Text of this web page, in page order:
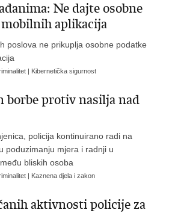
Ne dajte osobne
aplikacija
poslova ne prikuplja osobne podatke
| Kibernetička sigurnost
borbe protiv nasilja nad
policija kontinuirano radi na
poduzimanju mjera i radnji u
bliskih osoba
| Kaznena djela i zakon
aktivnosti policije za